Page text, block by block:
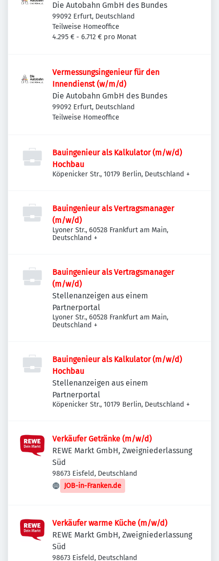
Die Autobahn GmbH des Bundes
99092 Erfurt, Deutschland
Teilweise Homeoffice
4.295 € - 6.712 € pro Monat
Vermessungsingenieur für den
Innendienst (w/m/d)
Die Autobahn GmbH des Bundes
99092 Erfurt, Deutschland
Teilweise Homeoffice
Bauingenieur als Kalkulator (m/w/d)
Hochbau
Köpenicker Str., 10179 Berlin, Deutschland +
Bauingenieur als Vertragsmanager
(m/w/d)
Lyoner Str., 60528 Frankfurt am Main,
Deutschland +
Bauingenieur als Vertragsmanager
(m/w/d)
Stellenanzeigen aus einem
Partnerportal
Lyoner Str., 60528 Frankfurt am Main,
Deutschland +
Bauingenieur als Kalkulator (m/w/d)
Hochbau
Stellenanzeigen aus einem
Partnerportal
Köpenicker Str., 10179 Berlin, Deutschland +
Verkäufer Getränke (m/w/d)
REWE Markt GmbH, Zweigniederlassung
Süd
98673 Eisfeld, Deutschland
JOB-in-Franken.de
Verkäufer warme Küche (m/w/d)
REWE Markt GmbH, Zweigniederlassung
Süd
98673 Eisfeld, Deutschland